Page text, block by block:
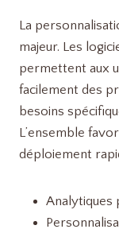
La
majeur. Les
permettent aux
facilement des
besoins
L’ensemble
déploiement
Analytiques